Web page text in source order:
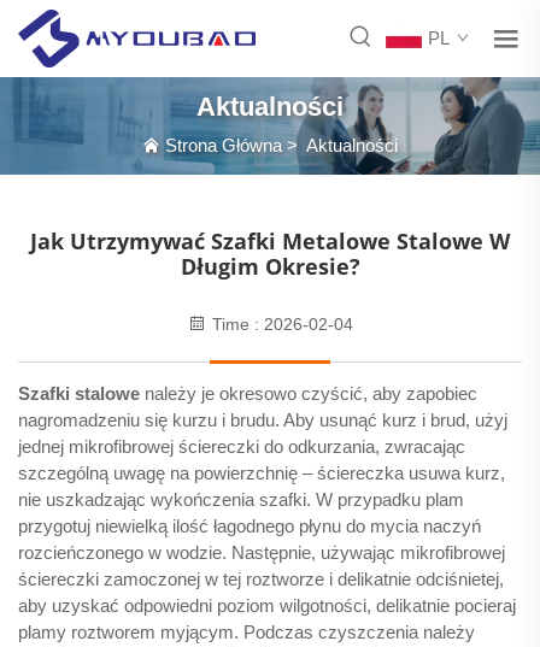
PL
Aktualności
Strona Główna> Aktualności
Jak Utrzymywać Szafki Metalowe Stalowe W
Długim Okresie?
Time : 2026-02-04
Szafki stalowe należy je okresowo czyścić, aby zapobiec
nagromadzeniu się kurzu i brudu. Aby usunąć kurz i brud, użyj
jednej mikrofibrowej ściereczki do odkurzania, zwracając
szczególną uwagę na powierzchnię – ściereczka usuwa kurz,
nie uszkadzając wykończenia szafki. W przypadku plam
przygotuj niewielką ilość łagodnego płynu do mycia naczyń
rozcieńczonego w wodzie. Następnie, używając mikrofibrowej
ściereczki zamoczonej w tej roztworze i delikatnie odciśnietej,
aby uzyskać odpowiedni poziom wilgotności, delikatnie pocieraj
plamy roztworem myjącym. Podczas czyszczenia należy